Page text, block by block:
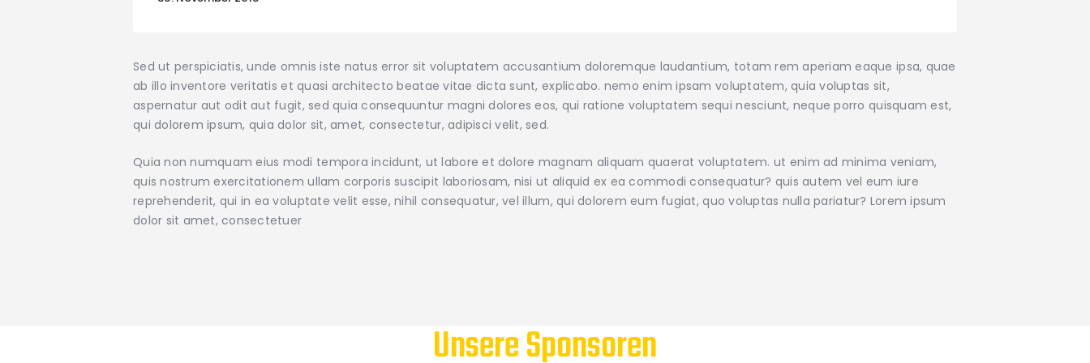
Sed ut perspiciatis, unde omnis iste natus error sit voluptatem accusantium doloremque laudantium, totam rem aperiam eaque ipsa, quae
ab illo inventore veritatis et quasi architecto beatae vitae dicta sunt, explicabo. nemo enim ipsam voluptatem, quia voluptas sit,
aspernatur aut odit aut fugit, sed quia consequuntur magni dolores eos, qui ratione voluptatem sequi nesciunt, neque porro quisquam est,
qui dolorem ipsum, quia dolor sit, amet, consectetur, adipisci velit, sed.
Quia non numquam eius modi tempora incidunt, ut labore et dolore magnam aliquam quaerat voluptatem. ut enim ad minima veniam,
quis nostrum exercitationem ullam corporis suscipit laboriosam, nisi ut aliquid ex ea commodi consequatur? quis autem vel eum iure
reprehenderit, qui in ea voluptate velit esse, nihil consequatur, vel illum, qui dolorem eum fugiat, quo voluptas nulla pariatur? Lorem ipsum
dolor sit amet, consectetuer
Unsere Sponsoren